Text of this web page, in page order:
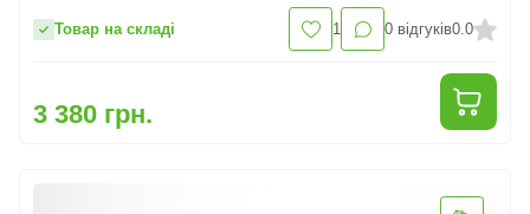
Товар на складі 1 0 відгуків0.0
3 380 грн.